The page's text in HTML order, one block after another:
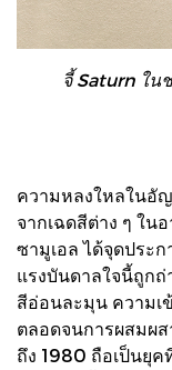
จี้ Saturn ใน
ความหลงใหลในอั
จากเฉดสีต่าง ๆ ใน
ซามูเอล ได้จุดประ
แรงบันดาลใจนี้ถูกถ่
สีอ่อนละมุน ความเ
ตลอดจนการผสมผ
ถึง 1980 ถือเป็นยุค